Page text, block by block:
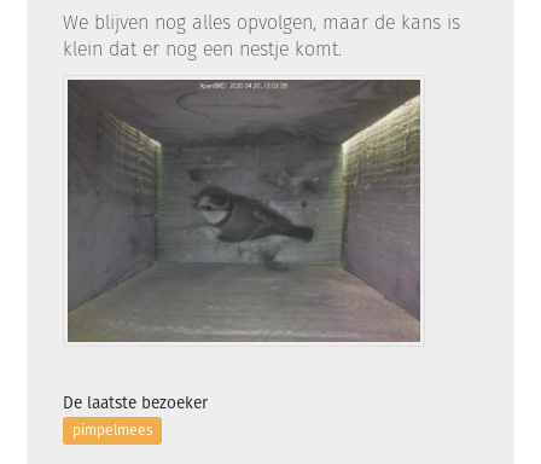
We blijven nog alles opvolgen, maar de kans is
klein dat er nog een nestje komt.
De laatste bezoeker
pimpelmees